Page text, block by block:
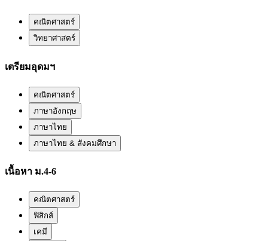
คณิตศาสตร์
วิทยาศาสตร์
เตรียมอุดมฯ
คณิตศาสตร์
ภาษาอังกฤษ
ภาษาไทย
ภาษาไทย & สังคมศึกษา
เนื้อหา ม.4-6
คณิตศาสตร์
ฟิสิกส์
เคมี